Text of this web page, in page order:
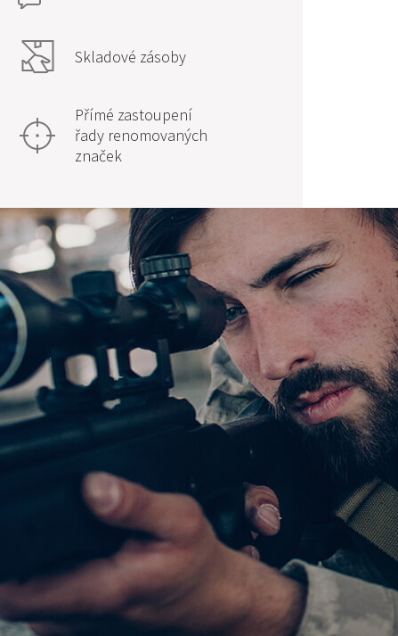
Skladové zásoby
Přímé zastoupení
řady renomovaných
značek